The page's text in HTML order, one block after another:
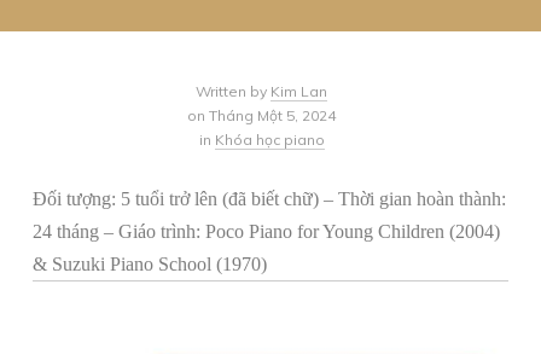
Written by Kim Lan
on Tháng Một 5, 2024
in Khóa học piano
Đối tượng: 5 tuổi trở lên (đã biết chữ) – Thời gian hoàn thành:
24 tháng – Giáo trình:Poco Piano for Young Children (2004)
& Suzuki Piano School (1970)